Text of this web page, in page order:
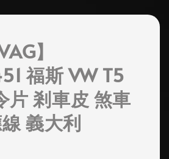
】
福斯 VW T5
片 剎車皮 煞車
義大利